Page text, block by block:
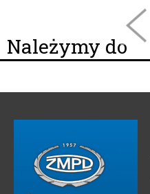
Należymy do